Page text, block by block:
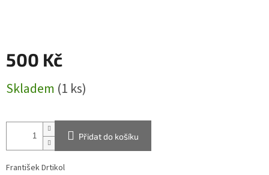
500 Kč
cena:
Skladem (1 ks)
Přidat do košíku
František Drtikol